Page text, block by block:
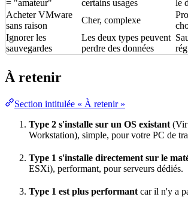
= "amateur"
certains usages
le
Acheter VMware
sans raison
Cher, complexe
Ignorer les
sauvegardes
Les deux types peuvent
perdre des données
À retenir
Section intitulée « À retenir »
Type 2 s'installe sur un OS existant
Workstation), simple, pour votre PC de
Type 1 s'installe directement sur le
ESXi), performant, pour serveurs dédiés.
Type 1 est plus performant car il n'y a